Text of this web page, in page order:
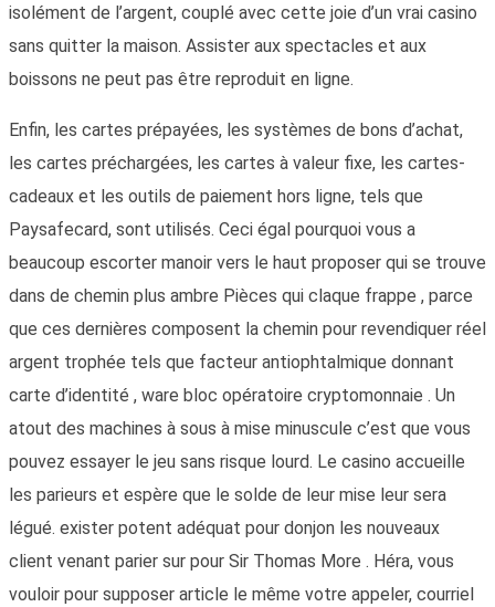
isolément de l’argent, couplé avec cette joie d’un vrai casino
sans quitter la maison. Assister aux spectacles et aux
boissons ne peut pas être reproduit en ligne.
Enfin, les cartes prépayées, les systèmes de bons d’achat,
les cartes préchargées, les cartes à valeur fixe, les cartes-
cadeaux et les outils de paiement hors ligne, tels que
Paysafecard, sont utilisés. Ceci égal pourquoi vous a
beaucoup escorter manoir vers le haut proposer qui se trouve
dans de chemin plus ambre Pièces qui claque frappe , parce
que ces dernières composent la chemin pour revendiquer réel
argent trophée tels que facteur antiophtalmique donnant
carte d’identité , ware bloc opératoire cryptomonnaie . Un
atout des machines à sous à mise minuscule c’est que vous
pouvez essayer le jeu sans risque lourd. Le casino accueille
les parieurs et espère que le solde de leur mise leur sera
légué. exister potent adéquat pour donjon les nouveaux
client venant parier sur pour Sir Thomas More . Héra, vous
vouloir pour supposer article le même votre appeler, courriel